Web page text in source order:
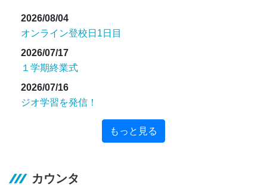
2026/08/04
オンライン登校日1日目
2026/07/17
１学期終業式
2026/07/16
ジオ学習を発信！
もっと見る
カウンタ